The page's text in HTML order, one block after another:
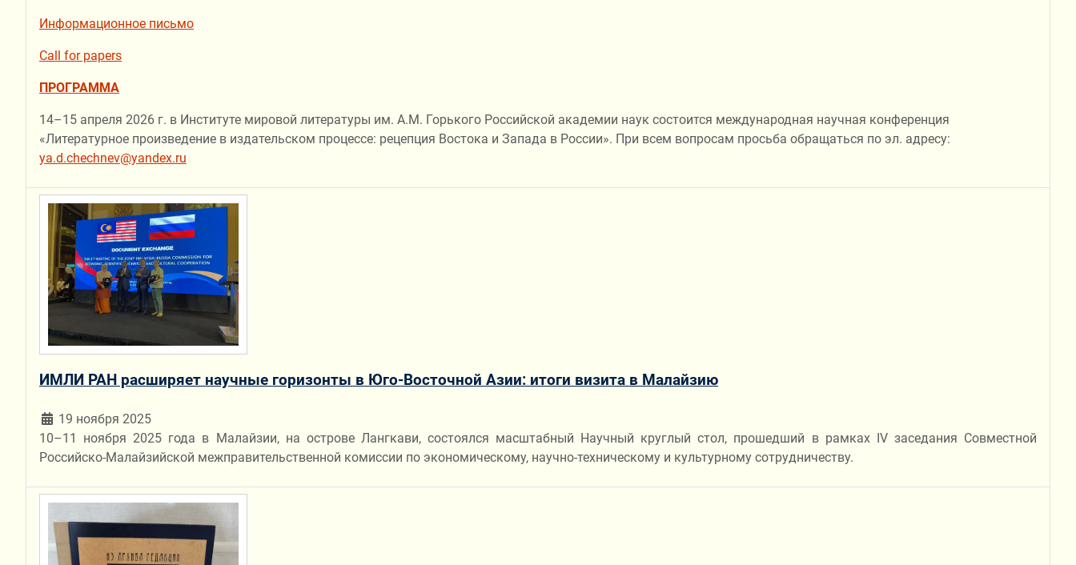
Информационное письмо
Call for papers
ПРОГРАММА
14–15 апреля 2026 г. в Институте мировой литературы им. А.М. Горького Российской академии наук состоится международная научная конференция
«Литературное произведение в издательском процессе: рецепция Востока и Запада в России». При всем вопросам просьба обращаться по эл. адресу:
ya.d.chechnev@yandex.ru
ИМЛИ РАН расширяет научные горизонты в Юго-Восточной Азии: итоги визита в Малайзию
19 ноября 2025
10–11 ноября 2025 года в Малайзии, на острове Лангкави, состоялся масштабный Научный круглый стол, прошедший в рамках IV заседания Совместной
Российско-Малайзийской межправительственной комиссии по экономическому, научно-техническому и культурному сотрудничеству.